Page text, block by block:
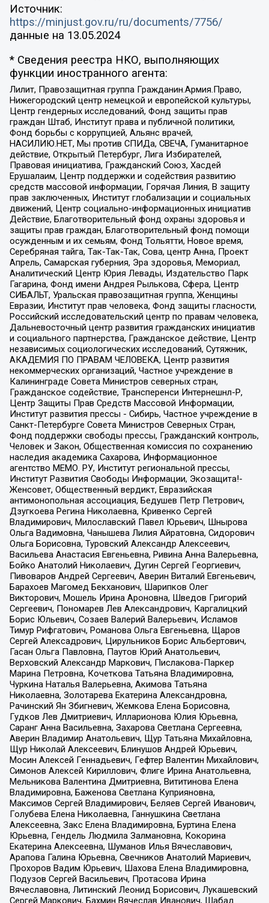
Источник:
https://minjust.gov.ru/ru/documents/7756/
данные на 13.05.2024
* Сведения реестра НКО, выполняющих
функции иностранного агента:
Лилит, Правозащитная группа Гражданин.Армия.Право,
Нижегородский центр немецкой и европейской культуры,
Центр гендерных исследований, Фонд защиты прав
граждан Штаб, Институт права и публичной политики,
Фонд борьбы с коррупцией, Альянс врачей,
НАСИЛИЮ.НЕТ, Мы против СПИДа, СВЕЧА, Гуманитарное
действие, Открытый Петербург, Лига Избирателей,
Правовая инициатива, Гражданский Союз, Хасдей
Ерушалаим, Центр поддержки и содействия развитию
средств массовой информации, Горячая Линия, В защиту
прав заключенных, Институт глобализации и социальных
движений, Центр социально-информационных инициатив
Действие, Благотворительный фонд охраны здоровья и
защиты прав граждан, Благотворительный фонд помощи
осужденным и их семьям, Фонд Тольятти, Новое время,
Серебряная тайга, Так-Так-Так, Сова, центр Анна, Проект
Апрель, Самарская губерния, Эра здоровья, Мемориал,
Аналитический Центр Юрия Левады, Издательство Парк
Гагарина, Фонд имени Андрея Рылькова, Сфера, Центр
СИБАЛЬТ, Уральская правозащитная группа, Женщины
Евразии, Институт прав человека, Фонд защиты гласности,
Российский исследовательский центр по правам человека,
Дальневосточный центр развития гражданских инициатив
и социального партнерства, Гражданское действие, Центр
независимых социологических исследований, Сутяжник,
АКАДЕМИЯ ПО ПРАВАМ ЧЕЛОВЕКА, Центр развития
некоммерческих организаций, Частное учреждение в
Калининграде Совета Министров северных стран,
Гражданское содействие, Трансперенси Интернешнл-Р,
Центр Защиты Прав Средств Массовой Информации,
Институт развития прессы - Сибирь, Частное учреждение в
Санкт-Петербурге Совета Министров Северных Стран,
Фонд поддержки свободы прессы, Гражданский контроль,
Человек и Закон, Общественная комиссия по сохранению
наследия академика Сахарова, Информационное
агентство МЕМО. РУ, Институт региональной прессы,
Институт Развития Свободы Информации, Экозащита!-
Женсовет, Общественный вердикт, Евразийская
антимонопольная ассоциация, Бедушев Петр Петрович,
Дзугкоева Регина Николаевна, Кривенко Сергей
Владимирович, Милославский Павел Юрьевич, Шнырова
Ольга Вадимовна, Чанышева Лилия Айратовна, Сидорович
Ольга Борисовна, Туровский Александр Алексеевич,
Васильева Анастасия Евгеньевна, Ривина Анна Валерьевна,
Бойко Анатолий Николаевич, Дугин Сергей Георгиевич,
Пивоваров Андрей Сергеевич, Аверин Виталий Евгеньевич,
Барахоев Магомед Бекханович, Шарипков Олег
Викторович, Мошель Ирина Ароновна, Шведов Григорий
Сергеевич, Пономарев Лев Александрович, Каргалицкий
Борис Юльевич, Созаев Валерий Валерьевич, Исламов
Тимур Рифгатович, Романова Ольга Евгеньевна, Щаров
Сергей Алексадрович, Цирульников Борис Альбертович,
Гасан Ольга Павловна, Паутов Юрий Анатольевич,
Верховский Александр Маркович, Пислакова-Паркер
Марина Петровна, Кочеткова Татьяна Владимировна,
Чуркина Наталья Валерьевна, Акимова Татьяна
Николаевна, Золотарева Екатерина Александровна,
Рачинский Ян Збигневич, Жемкова Елена Борисовна,
Гудков Лев Дмитриевич, Илларионова Юлия Юрьевна,
Саранг Анна Васильевна, Захарова Светлана Сергеевна,
Аверин Владимир Анатольевич, Щур Татьяна Михайловна,
Щур Николай Алексеевич, Блинушов Андрей Юрьевич,
Мосин Алексей Геннадьевич, Гефтер Валентин Михайлович,
Симонов Алексей Кириллович, Флиге Ирина Анатольевна,
Мельникова Валентина Дмитриевна, Вититинова Елена
Владимировна, Баженова Светлана Куприяновна,
Максимов Сергей Владимирович, Беляев Сергей Иванович,
Голубева Елена Николаевна, Ганнушкина Светлана
Алексеевна, Закс Елена Владимировна, Буртина Елена
Юрьевна, Гендель Людмила Залмановна, Кокорина
Екатерина Алексеевна, Шуманов Илья Вячеславович,
Арапова Галина Юрьевна, Свечников Анатолий Мариевич,
Прохоров Вадим Юрьевич, Шахова Елена Владимировна,
Подузов Сергей Васильевич, Протасова Ирина
Вячеславовна, Литинский Леонид Борисович, Лукашевский
Сергей Маркович, Бахмин Вячеслав Иванович, Шабад